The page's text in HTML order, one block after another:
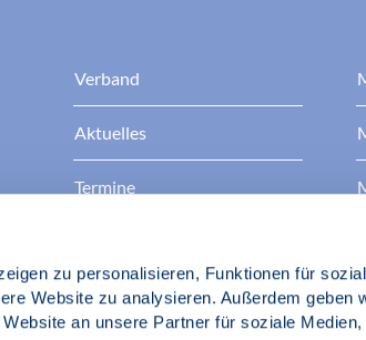
zu personalisieren, Funktionen für
Website zu analysieren. Außerdem geben
an unsere Partner für soziale Medien,
Verband
Aktuelles
Termine
Berufsethik